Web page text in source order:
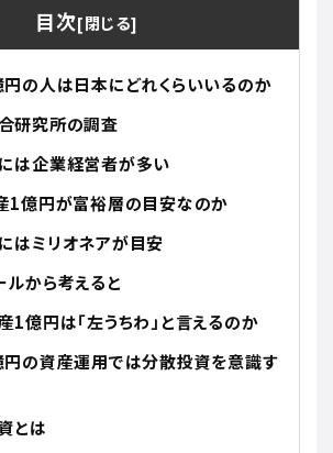
目次
の人は日本にどれくらいいるのか
研究所の調査
は企業経営者が多い
1億円が富裕層の目安なのか
はミリオネアが目安
から考えると
1億円は「左うちわ」と言えるのか
の資産運用では分散投資を意識す
とは